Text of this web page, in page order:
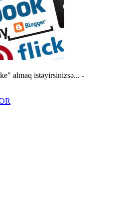
almaq istəyirsinizsə... -